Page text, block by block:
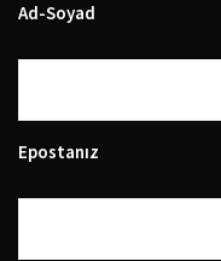
Ad-Soyad
Epostanız